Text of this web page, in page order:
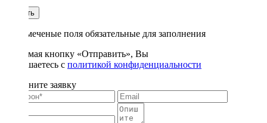
Купить
* - отмеченые поля обязательные для заполнения
Нажимая кнопку «Отправить», Вы
соглашаетесь с политикой конфиденциальности
Заполните заявку